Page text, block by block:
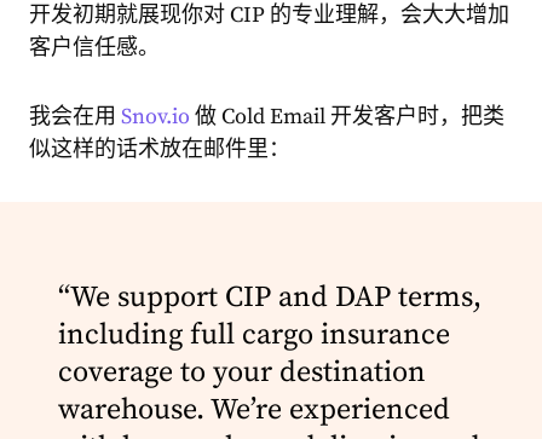
开发初期就展现你对 CIP 的专业理解，会大大增加
客户信任感。
我会在用 Snov.io 做 Cold Email 开发客户时，把类
似这样的话术放在邮件里：
“We support CIP and DAP terms,
including full cargo insurance
coverage to your destination
warehouse. We’re experienced